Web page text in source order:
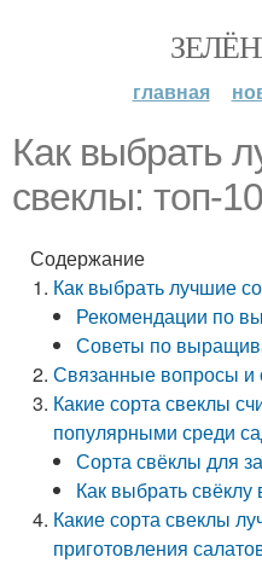
главная
Как выбрать
свеклы: топ-
Содержание
Как выбрать лучшие
Рекомендации по
Советы по
Связанные вопросы и
Какие сорта свеклы
популярными среди
Сорта свёклы для
Как выбрать
Какие сорта свеклы
приготовления